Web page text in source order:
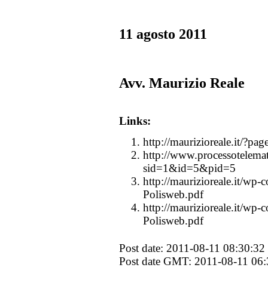
11 agosto 2011
Avv. Maurizio Reale
Links:
http://maurizioreale.it/
http://
sid=1&id=5&pid=5
http://maurizioreale.it/wp-
Polisweb.pdf
http://maurizioreale.it/wp-
Polisweb.pdf
Post date: 2011-08-11 08:30:32
Post date GMT: 2011-08-11